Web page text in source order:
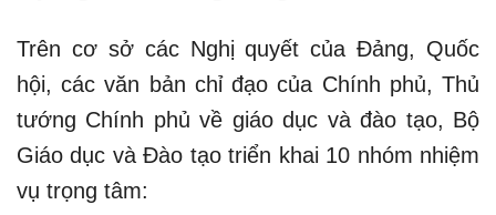
Trên cơ sở các Nghị quyết của Đảng, Quốc
hội, các văn bản chỉ đạo của Chính phủ, Thủ
tướng Chính phủ về giáo dục và đào tạo, Bộ
Giáo dục và Đào tạo triển khai 10 nhóm nhiệm
vụ trọng tâm: